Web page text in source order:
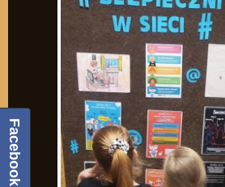
Facebook